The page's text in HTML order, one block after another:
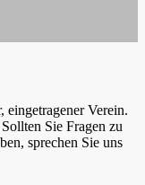
eingetragener Verein.
Sie Fragen zu
sprechen Sie uns